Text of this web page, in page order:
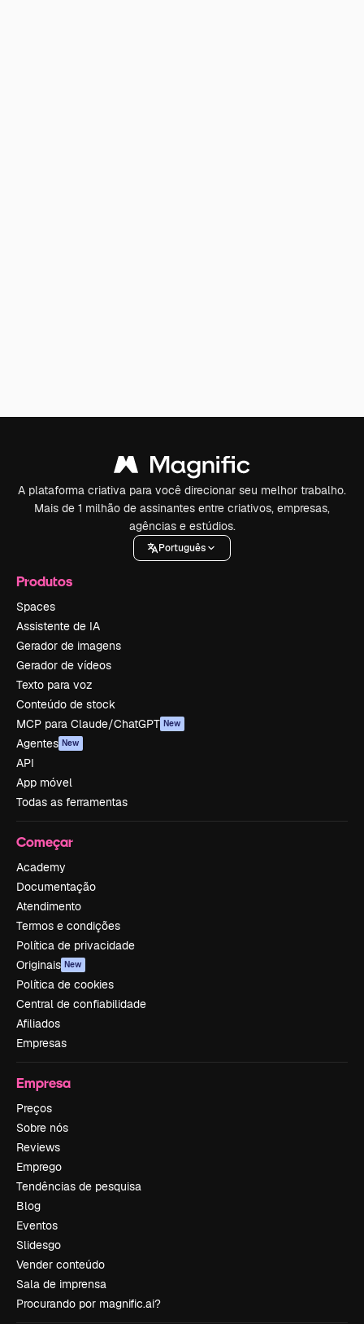
A plataforma criativa para você direcionar seu melhor trabalho.
Mais de 1 milhão de assinantes entre criativos, empresas,
agências e estúdios.
Português
Produtos
Spaces
Assistente de IA
Gerador de imagens
Gerador de vídeos
Texto para voz
Conteúdo de stock
MCP para Claude/ChatGPT New
Agentes New
API
App móvel
Todas as ferramentas
Começar
Academy
Documentação
Atendimento
Termos e condições
Política de privacidade
Originais New
Política de cookies
Central de confiabilidade
Afiliados
Empresas
Empresa
Preços
Sobre nós
Reviews
Emprego
Tendências de pesquisa
Blog
Eventos
Slidesgo
Vender conteúdo
Sala de imprensa
Procurando por magnific.ai?